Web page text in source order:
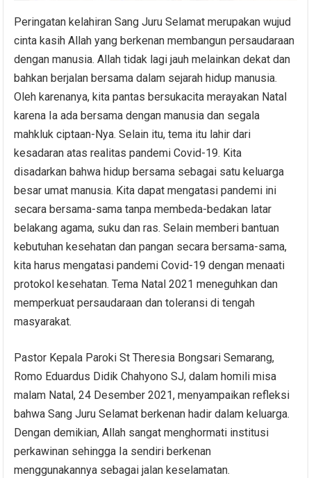
Peringatan kelahiran Sang Juru Selamat merupakan wujud
cinta kasih Allah yang berkenan membangun persaudaraan
dengan manusia. Allah tidak lagi jauh melainkan dekat dan
bahkan berjalan bersama dalam sejarah hidup manusia.
Oleh karenanya, kita pantas bersukacita merayakan Natal
karena Ia ada bersama dengan manusia dan segala
mahkluk ciptaan-Nya. Selain itu, tema itu lahir dari
kesadaran atas realitas pandemi Covid-19. Kita
disadarkan bahwa hidup bersama sebagai satu keluarga
besar umat manusia. Kita dapat mengatasi pandemi ini
secara bersama-sama tanpa membeda-bedakan latar
belakang agama, suku dan ras. Selain memberi bantuan
kebutuhan kesehatan dan pangan secara bersama-sama,
kita harus mengatasi pandemi Covid-19 dengan menaati
protokol kesehatan. Tema Natal 2021 meneguhkan dan
memperkuat persaudaraan dan toleransi di tengah
masyarakat.
Pastor Kepala Paroki St Theresia Bongsari Semarang,
Romo Eduardus Didik Chahyono SJ, dalam homili misa
malam Natal, 24 Desember 2021, menyampaikan refleksi
bahwa Sang Juru Selamat berkenan hadir dalam keluarga.
Dengan demikian, Allah sangat menghormati institusi
perkawinan sehingga Ia sendiri berkenan
menggunakannya sebagai jalan keselamatan.